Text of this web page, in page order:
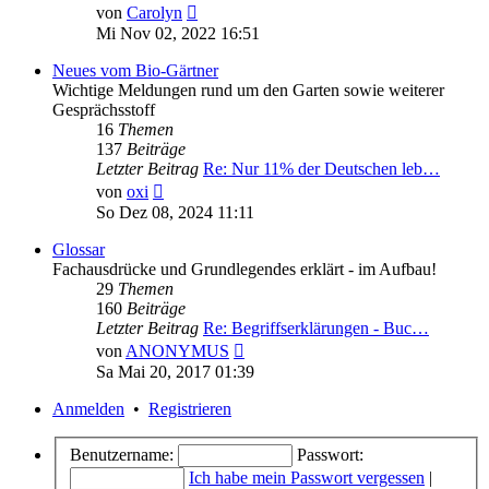
von Carolyn
Beitrag
Mi Nov 02, 2022 16:51
Neues vom Bio-Gärtner
Wichtige Meldungen rund um den Garten sowie weiterer
Gesprächsstoff
16 Themen
137 Beiträge
Letzter Beitrag Re: Nur 11% der Deutschen leb…
von oxi
Beitrag
So Dez 08, 2024 11:11
Glossar
Fachausdrücke und Grundlegendes erklärt - im Aufbau!
29 Themen
160 Beiträge
Letzter Beitrag Re: Begriffserklärungen - Buc…
von ANONYMUS
Beitrag
Sa Mai 20, 2017 01:39
Anmelden • Registrieren
Benutzername:
Passwort:
Ich habe mein Passwort vergessen |